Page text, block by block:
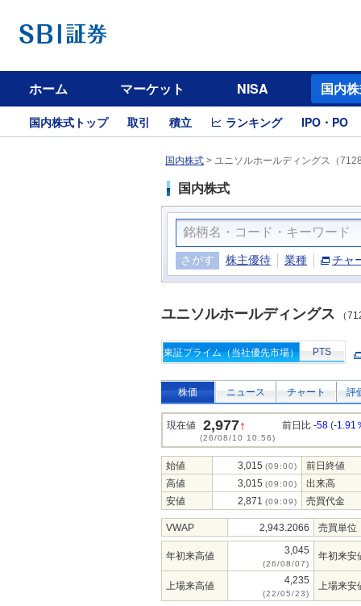
ホーム マーケット NISA 国内
国内株式トップ 取引 積立 ランキング IPO・PO
国内株式 > ユニソルホールディングス（
国内株式
さがす 株主優待 業種 チャ
ユニソルホールディングス （
東証プライム（当社優先市場） PTS
株価 ニュース チャート 評
現在値 2,977↑
(26/08/10 10:56)
前日比 -58 (-1.91
始値 3,015 (09:00)
前日終値
高値
3,015 (09:00)
出来高
安値
2,871 (09:09) 売買代金
VWAP 2,943.2066 売買単位
年初来高値 3,045
(26/08/07)
年初来安
上場来高値 4,235
(22/05/23)
上場来安